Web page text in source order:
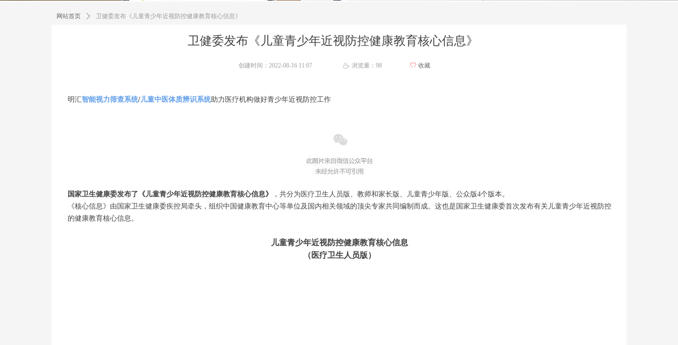
卫健委发布《儿童青少年近视防控健康教育核心信息》
明汇智能视力筛查系统/儿童中医体质辨识系统助力医疗机构做好青少年近视防控工作
​国家卫生健康委发布了《儿童青少年近视防控健康教育核心信息》
，共分为医疗卫生人员版、教师和家长版、儿童青少年版、公众版4个版本。
《核心信息》由国家卫生健康委疾控局牵头，组织中国健康教育中心等单位及国内相关领域的顶尖专家共同编制而成。这也是国家卫生健康委首次发布有关儿童青少年近视防控
的健康教育核心信息。
儿童青少年近视防控健康教育核心信息
（医疗卫生人员版）
创建时间： 2022-08-16 11:07 ꄘ 浏览量： 98 ꄀ 收藏
网站首页 ꄲ 卫健委发布《儿童青少年近视防控健康教育核心信息》